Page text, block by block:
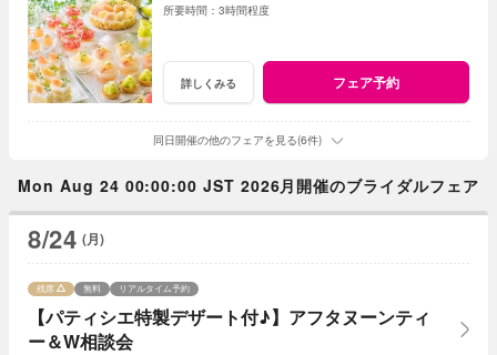
3時間程度
詳しくみる フェア予約
同日開催の他のフェアを見る(6件)
Mon Aug 24 00:00:00 JST 2026月開催のブライダルフェア
8/24 (月)
【パティシエ特製デザート付♪】アフタヌーンティ
ー＆W相談会
残席 無料 リアルタイム予約